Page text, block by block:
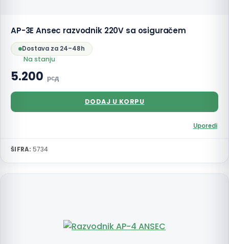
AP-3E Ansec razvodnik 220V sa osiguračem
Dostava za 24–48h
Na stanju
5.200 рсд
DODAJ U KORPU
Uporedi
ŠIFRA: 5734